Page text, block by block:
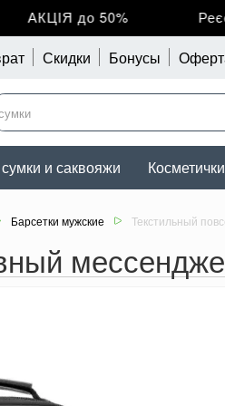
АКЦІЯ до 50%
Скидки Бонусы
и саквояжи Косметички
Барсетки мужские Текстильный